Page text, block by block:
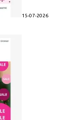
15-07-2026